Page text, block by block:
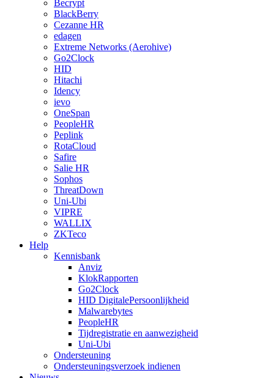
Becrypt
BlackBerry
Cezanne HR
edagen
Extreme Networks (Aerohive)
Go2Clock
HID
Hitachi
Idency
ievo
OneSpan
PeopleHR
Peplink
RotaCloud
Safire
Salie HR
Sophos
ThreatDown
Uni-Ubi
VIPRE
WALLIX
ZKTeco
Help
Kennisbank
Anviz
KlokRapporten
Go2Clock
HID DigitalePersoonlijkheid
Malwarebytes
PeopleHR
Tijdregistratie en aanwezigheid
Uni-Ubi
Ondersteuning
Ondersteuningsverzoek indienen